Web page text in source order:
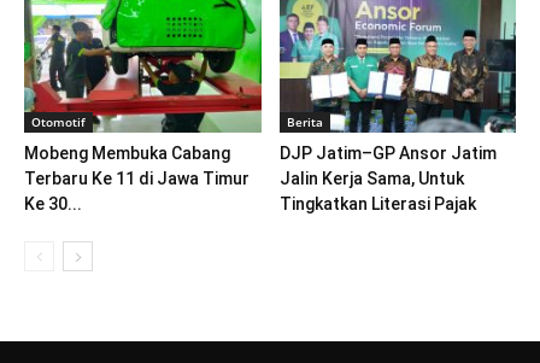
Otomotif
Mobeng Membuka Cabang
Terbaru Ke 11 di Jawa Timur
Ke 30...
Berita
DJP Jatim–GP Ansor Jatim
Jalin Kerja Sama, Untuk
Tingkatkan Literasi Pajak